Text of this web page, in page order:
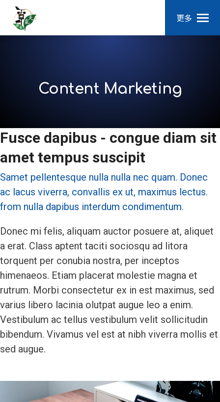
更多
Content Marketing
Fusce dapibus - congue diam sit
amet tempus suscipit
Samet pellentesque nulla nulla nec quam. Donec
ac lacus viverra, convallis ex ut, maximus lectus.
from nulla dapibus interdum condimentum.
Donec mi felis, aliquam auctor posuere at, aliquet
a erat. Class aptent taciti sociosqu ad litora
torquent per conubia nostra, per inceptos
himenaeos. Etiam placerat molestie magna et
rutrum. Morbi consectetur ex in est maximus, sed
varius libero lacinia olutpat augue leo a enim.
Vestibulum ac tellus vestibulum velit sollicitudin
bibendum. Vivamus vel est at nibh viverra mollis et
sed augue.